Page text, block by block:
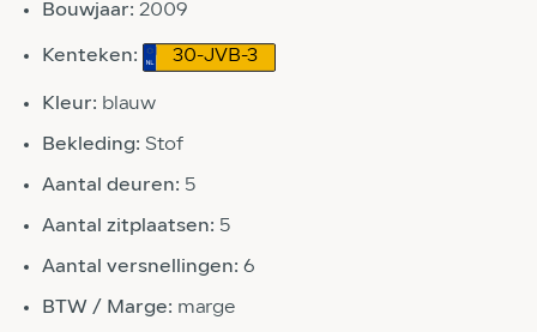
Bouwjaar: 2009
Kenteken: 30-JVB-3
Kleur: blauw
Bekleding: Stof
Aantal deuren: 5
Aantal zitplaatsen: 5
Aantal versnellingen: 6
BTW / Marge: marge